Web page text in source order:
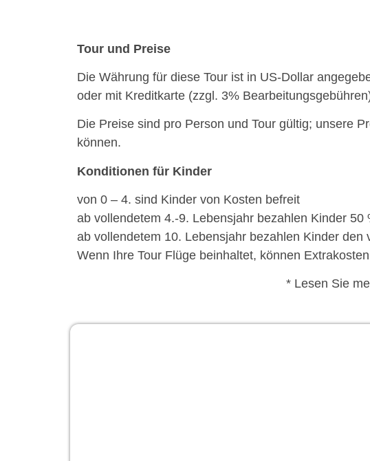
Tour und Preise
Die Währung für diese Tour ist in US-Dollar
oder mit Kreditkarte (zzgl. 3%
Die Preise sind pro Person und Tour gültig; unsere
können.
Konditionen für Kinder
von 0 – 4. sind Kinder von Kosten befreit
ab vollendetem 4.-9. Lebensjahr bezahlen Kinder 50
ab vollendetem 10. Lebensjahr bezahlen Kinder den
Wenn Ihre Tour Flüge beinhaltet, können
* Lesen Sie